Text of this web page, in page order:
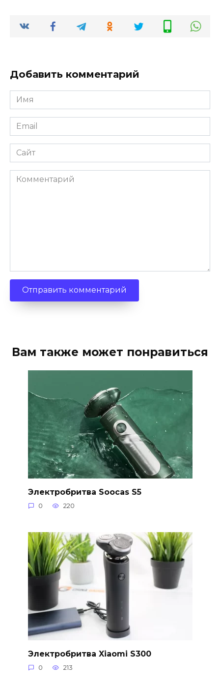
Добавить комментарий
Имя
Email
Сайт
Комментарий
Вам также может понравиться
Электробритва Soocas S5
0 220
Электробритва Xiaomi S300
0 213